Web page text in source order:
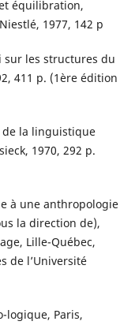
équilibration,
1977, 142 p
sur les structures du
411 p. (1ère édition
de la linguistique
1970, 292 p.
à une anthropologie
la direction de),
Lille-Québec,
de l’Université
logique, Paris,